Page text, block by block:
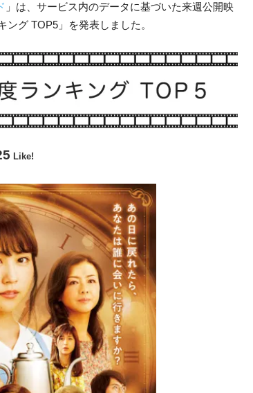
」 は、 サービス内のデータに基づいた来週公開映
グ TOP5」
を発表しました。
Like!